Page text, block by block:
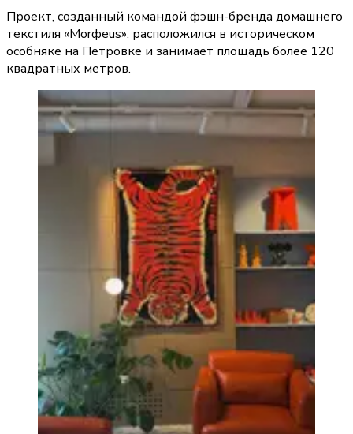
Проект, созданный командой фэшн-бренда домашнего
текстиля «Morфeus», расположился в историческом
особняке на Петровке и занимает площадь более 120
квадратных метров.